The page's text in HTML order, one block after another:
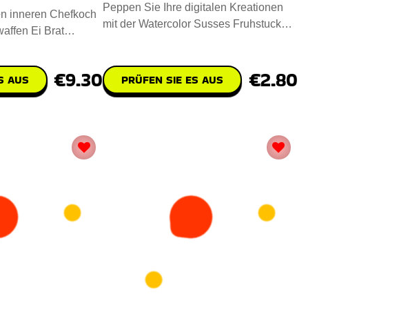
inneren Chefkoch
Ei Brat
AUS €9.30
Peppen Sie Ihre digitalen Kreationen
mit der Watercolor Susses Fruhstuck
PRÜFEN SIE ES AUS €2.80